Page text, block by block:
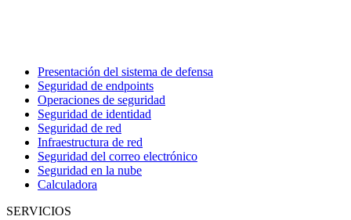
Presentación del sistema de defensa
Seguridad de endpoints
Operaciones de seguridad
Seguridad de identidad
Seguridad de red
Infraestructura de red
Seguridad del correo electrónico
Seguridad en la nube
Calculadora
SERVICIOS